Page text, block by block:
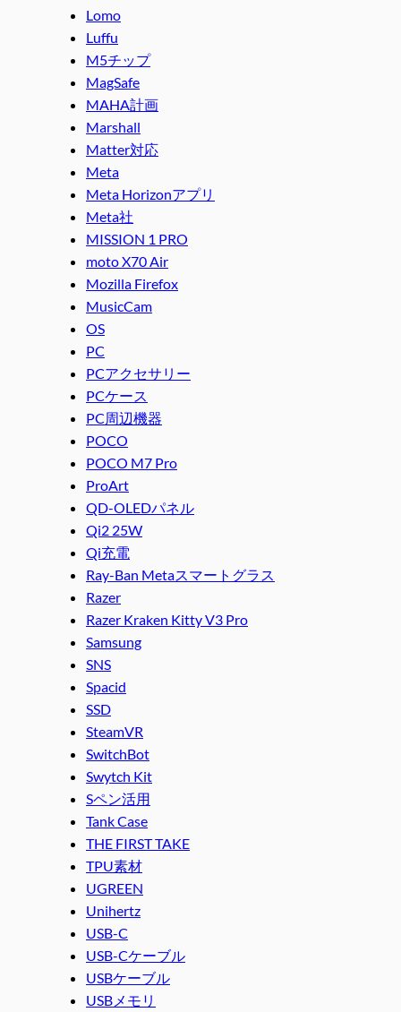
Lomo
Luffu
M5チップ
MagSafe
MAHA計画
Marshall
Matter対応
Meta
Meta Horizonアプリ
Meta社
MISSION 1 PRO
moto X70 Air
Mozilla Firefox
MusicCam
OS
PC
PCアクセサリー
PCケース
PC周辺機器
POCO
POCO M7 Pro
ProArt
QD-OLEDパネル
Qi2 25W
Qi充電
Ray-Ban Metaスマートグラス
Razer
Razer Kraken Kitty V3 Pro
Samsung
SNS
Spacid
SSD
SteamVR
SwitchBot
Swytch Kit
Sペン活用
Tank Case
THE FIRST TAKE
TPU素材
UGREEN
Unihertz
USB-C
USB-Cケーブル
USBケーブル
USBメモリ